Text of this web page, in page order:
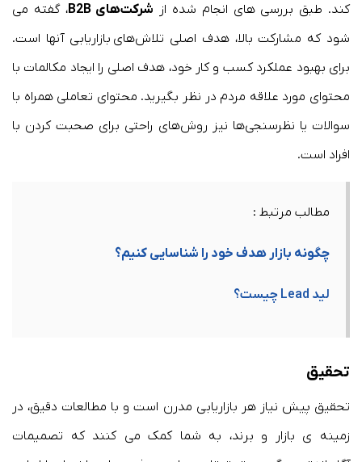
کند. طبق بررسی های انجام شده از شرکت‌های B2B
، گفته می
شود که مشارکت بالا، هدف اصلی تلاش‌های بازاریابی آنها است.
برای بهبود عملکرد کسب و کار خود، هدف اصلی را ایجاد مکالمات با
محتوای مورد علاقه مردم در نظر بگیرید. محتوای تعاملی همراه با
سوالات یا نظرسنجی‌ها نیز روش‌های راحتی برای صحبت کردن با
افراد است.
مطالب مرتبط :
چگونه بازار هدف خود را شناسایی کنیم؟
لید Lead چیست؟
تحقیق
تحقیق پیش نیاز هر بازاریابی مدرن است و با مطالعات دقیق، در
زمینه ی بازار و برند، به شما کمک می کنند که تصمیمات